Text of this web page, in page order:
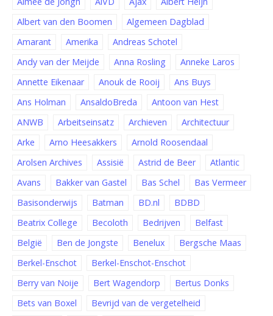
Albert van den Boomen
Algemeen Dagblad
Amarant
Amerika
Andreas Schotel
Andy van der Meijde
Anna Rosling
Anneke Laros
Annette Eikenaar
Anouk de Rooij
Ans Buys
Ans Holman
AnsaldoBreda
Antoon van Hest
ANWB
Arbeitseinsatz Archieven
Architectuur
Arke
Arno Heesakkers
Arnold Roosendaal
Arolsen Archives
Assisië Astrid de Beer
Atlantic
Avans
Bakker van Gastel Bas Schel
Bas Vermeer
Basisonderwijs
Batman BD.nl
BDBD
Beatrix College
Becoloth Bedrijven
Belfast
België
Ben de Jongste Benelux
Bergsche Maas
Berkel-Enschot
Berkel-Enschot-Enschot
Berry van Noije
Bert Wagendorp
Bertus Donks
Bets van Boxel
Bevrijd van de vergetelheid